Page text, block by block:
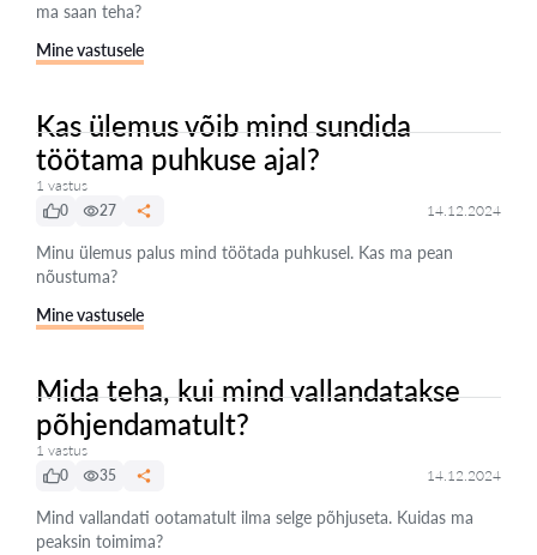
ma saan teha?
Mine vastusele
Kas ülemus võib mind sundida
töötama puhkuse ajal?
1 vastus
0
27 14.12.2024
Minu ülemus palus mind töötada puhkusel. Kas ma pean
nõustuma?
Mine vastusele
Mida teha, kui mind vallandatakse
põhjendamatult?
1 vastus
0
35 14.12.2024
Mind vallandati ootamatult ilma selge põhjuseta. Kuidas ma
peaksin toimima?